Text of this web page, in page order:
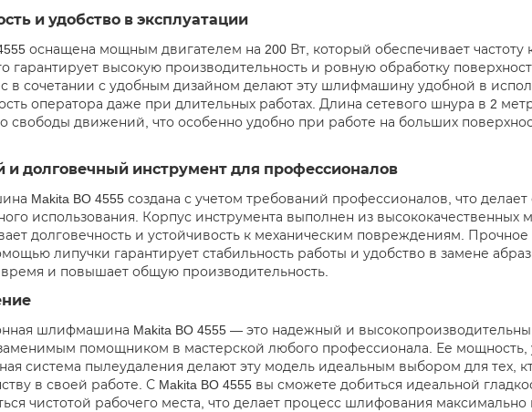
и удобство в эксплуатации
оснащена мощным двигателем на 200 Вт, который обеспечивает частоту
гарантирует высокую производительность и ровную обработку
в сочетании с удобным дизайном делают эту шлифмашину удобной в
оператора даже при длительных работах. Длина сетевого шнура в 2
свободы движений, что особенно удобно при работе на больших
и долговечный инструмент для профессионалов
Makita BO 4555 создана с учетом требований профессионалов, что
использования. Корпус инструмента выполнен из высококачественных
долговечность и устойчивость к механическим повреждениям.
липучки гарантирует стабильность работы и удобство в замене
и повышает общую производительность.
шлифмашина Makita BO 4555 — это надежный и
помощником в мастерской любого профессионала. Ее мощность,
система пылеудаления делают эту модель идеальным выбором для тех,
в своей работе. С Makita BO 4555 вы сможете добиться идеальной
чистотой рабочего места, что делает процесс шлифования